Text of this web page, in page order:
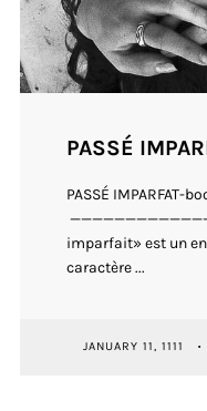
PASSÉ
PASSÉ IMPARFAT-
imparfait» est un
caractère ...
JANUARY 11, 1111